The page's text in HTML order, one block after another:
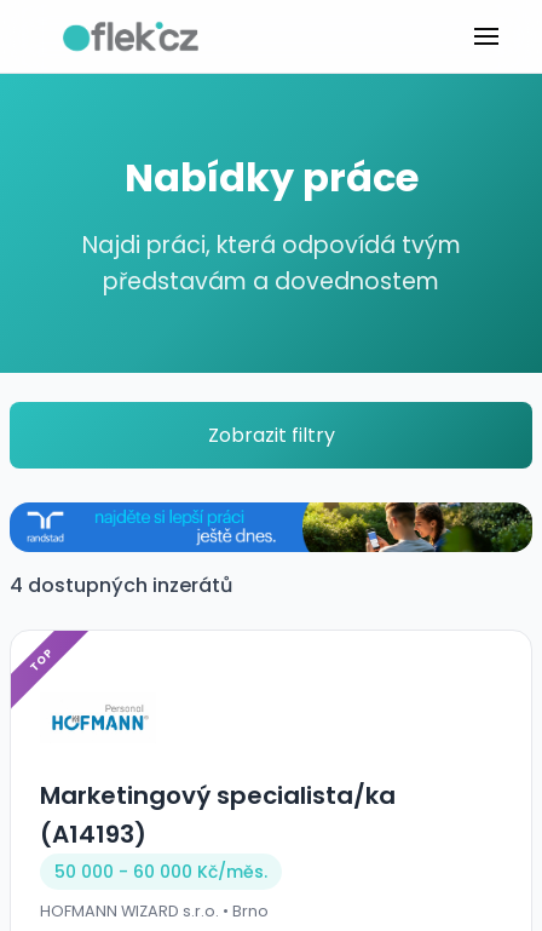
Nabídky práce
Najdi práci, která odpovídá tvým
představám a dovednostem
Zobrazit filtry
4 dostupných inzerátů
TOP
Marketingový specialista/ka
(A14193)
50 000 - 60 000 Kč/měs.
HOFMANN WIZARD s.r.o. • Brno